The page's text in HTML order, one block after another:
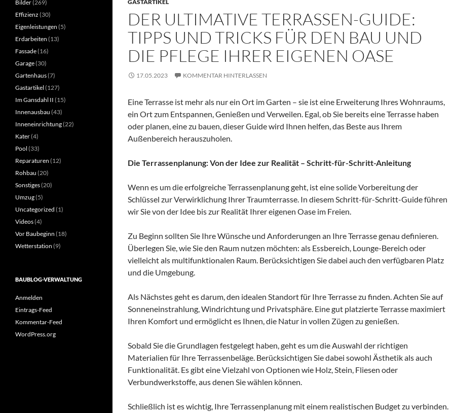
GASTARTIKEL
DER ULTIMATIVE TERRASSEN-GUIDE:
TIPPS UND TRICKS FÜR DEN BAU UND
DIE PFLEGE IHRER EIGENEN OASE
17.05.2023 KOMMENTAR HINTERLASSEN
Eine Terrasse ist mehr als nur ein Ort im Garten – sie ist eine Erweiterung Ihres Wohnraums,
ein Ort zum Entspannen, Genießen und Verweilen. Egal, ob Sie bereits eine Terrasse haben
oder planen, eine zu bauen, dieser Guide wird Ihnen helfen, das Beste aus Ihrem
Außenbereich herauszuholen.
Die Terrassenplanung: Von der Idee zur Realität – Schritt-für-Schritt-Anleitung
Wenn es um die erfolgreiche Terrassenplanung geht, ist eine solide Vorbereitung der
Schlüssel zur Verwirklichung Ihrer Traumterrasse. In diesem Schritt-für-Schritt-Guide führen
wir Sie von der Idee bis zur Realität Ihrer eigenen Oase im Freien.
Zu Beginn sollten Sie Ihre Wünsche und Anforderungen an Ihre Terrasse genau definieren.
Überlegen Sie, wie Sie den Raum nutzen möchten: als Essbereich, Lounge-Bereich oder
vielleicht als multifunktionalen Raum. Berücksichtigen Sie dabei auch den verfügbaren Platz
und die Umgebung.
Als Nächstes geht es darum, den idealen Standort für Ihre Terrasse zu finden. Achten Sie auf
Sonneneinstrahlung, Windrichtung und Privatsphäre. Eine gut platzierte Terrasse maximiert
Ihren Komfort und ermöglicht es Ihnen, die Natur in vollen Zügen zu genießen.
Sobald Sie die Grundlagen festgelegt haben, geht es um die Auswahl der richtigen
Materialien für Ihre Terrassenbeläge. Berücksichtigen Sie dabei sowohl Ästhetik als auch
Funktionalität. Es gibt eine Vielzahl von Optionen wie Holz, Stein, Fliesen oder
Verbundwerkstoffe, aus denen Sie wählen können.
Schließlich ist es wichtig, Ihre Terrassenplanung mit einem realistischen Budget zu verbinden.
Bilder(269)
Effizienz (30)
Eigenleistungen (5)
Erdarbeiten (13)
Fassade(16)
Garage(30)
Gartenhaus(7)
Gastartikel (127)
Im Gansdahl II (15)
Innenausbau (43)
Inneneinrichtung(22)
Kater(4)
Pool (33)
Reparaturen (12)
Rohbau (20)
Sonstiges(20)
Umzug(5)
Uncategorized (1)
Videos(4)
Vor Baubeginn (18)
Wetterstation (9)
BAUBLOG-VERWALTUNG
Anmelden
Eintrags-Feed
Kommentar-Feed
WordPress.org